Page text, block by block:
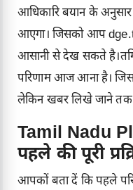
आधिकारि बयान के
आएगा। जिसको आप
आसानी से देख सकते
परिणाम आज आना है।
लेकिन खबर लिखे जाने
Tamil Nadu
पहले की पूरी
आपकों बता दें कि पहले